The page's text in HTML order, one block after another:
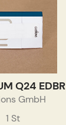
Q24 EDBR
GmbH
1 St